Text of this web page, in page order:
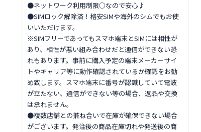
●ネットワーク利用制限○なので安心♪
●SIMロック解除済！格安SIMや海外のシムでもお使
いいただけます。
※SIMフリーであってもスマホ端末とSIMには相性が
あり、相性が悪い組み合わせだと通信ができない恐
れもあります。事前に購入予定の端末メーカーサイ
トやキャリア等に動作確認されているか確認をお勧
め致します。スマホ端末に番号が認識していて電波
が立たない、通信ができない等の場合、返品や交換
は承れません。
●複数店舗との兼ね合いで在庫が確保できない場合
がございます。発注後の商品在庫切れや発送後の商